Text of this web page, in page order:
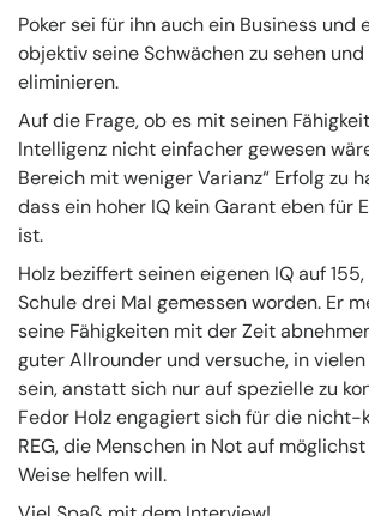
Poker sei für ihn auch ein Business und
objektiv seine Schwächen zu sehen
eliminieren.
Auf die Frage, ob es mit seinen
Intelligenz nicht einfacher gewesen
Bereich mit weniger Varianz“ Erfolg zu
dass ein hoher IQ kein Garant eben für
ist.
Holz beziffert seinen eigenen IQ auf
Schule drei Mal gemessen worden. Er
seine Fähigkeiten mit der Zeit
guter Allrounder und versuche, in
sein, anstatt sich nur auf spezielle zu
Fedor Holz engagiert sich für die
REG, die Menschen in Not auf
Weise helfen will.